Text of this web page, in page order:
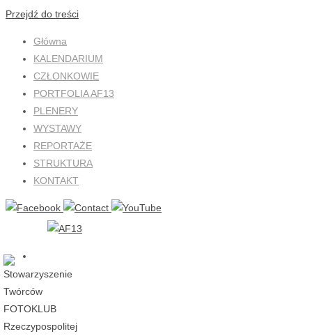
Przejdź do treści
Główna
KALENDARIUM
CZŁONKOWIE
PORTFOLIA AF13
PLENERY
WYSTAWY
REPORTAŻE
STRUKTURA
KONTAKT